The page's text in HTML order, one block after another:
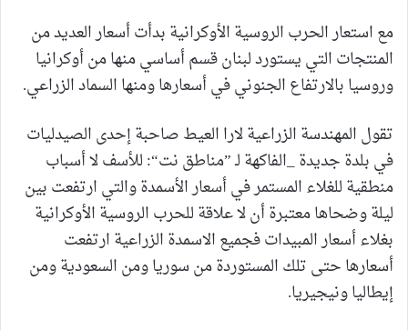
مع استعار الحرب الروسية الأوكرانية بدأت أسعار العديد من
المنتجات التي يستورد لبنان قسم أساسي منها من أوكرانيا
وروسيا بالارتفاع الجنوني في أسعارها ومنها السماد الزراعي.
تقول المهندسة الزراعية لارا العيط صاحبة إحدى الصيدليات
في بلدة جديدة _الفاكهة لـ ”مناطق نت“: للأسف لا أسباب
منطقية للغلاء المستمر في أسعار الأسمدة والتي ارتفعت بين
ليلة وضحاها معتبرة أن لا علاقة للحرب الروسية الأوكرانية
بغلاء أسعار المبيدات فجميع الاسمدة الزراعية ارتفعت
أسعارها حتى تلك المستوردة من سوريا ومن السعودية ومن
إيطاليا ونيجيريا.